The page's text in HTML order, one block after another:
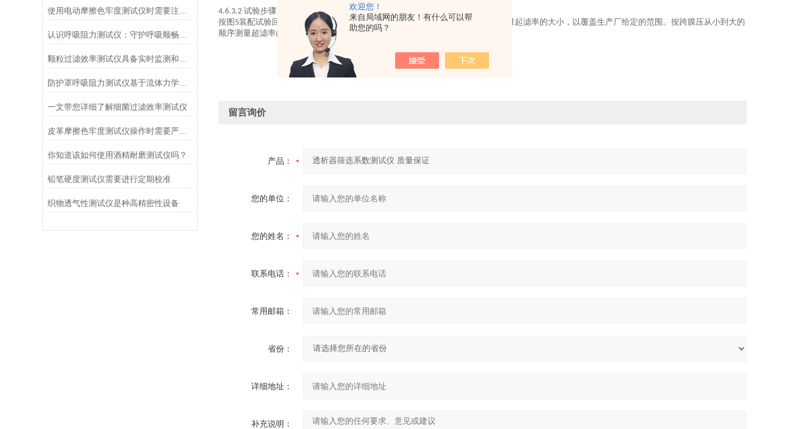
欢迎您！
来自局域网的朋友！有什么可以帮
助您的吗？
防护罩呼吸阻力测试仪基于流体力学与压力传感技术
一文带您详细了解细菌过滤效率测试仪
皮革摩擦色牢度测试仪操作时需要严格遵循规程
你知道该如何使用酒精耐磨测试仪吗？
铅笔硬度测试仪需要进行定期校准
织物透气性测试仪是种高精密性设备
4.6.3.2 试验步骤
按图 5装配试验回路。调节直液及滤过液流率至稳定(包括温度、流率和压力
。测量起滤率的大小，以覆盖生产厂给定的范围。按跨膜压从小到大的
顺序测量超滤率的值。
留言询价
产品：
您的单位：
您的姓名：
联系电话：
常用邮箱：
省份：
详细地址：
补充说明：